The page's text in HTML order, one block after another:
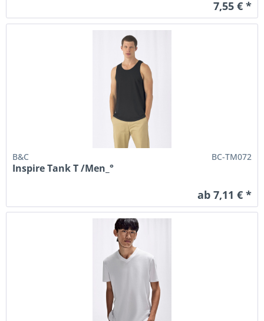
7,55 € *
B&C BC-TM072
Inspire Tank T /Men_°
ab 7,11 € *